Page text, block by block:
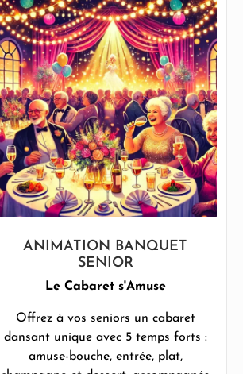
ANIMATION BANQUET
SENIOR
Le Cabaret s'Amuse
Offrez à vos seniors un cabaret
dansant unique avec 5 temps forts :
amuse-bouche, entrée, plat,